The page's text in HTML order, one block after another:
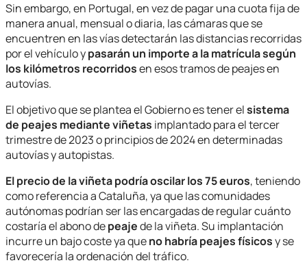
Sin embargo, en Portugal, en vez de pagar una cuota fija de
manera anual, mensual o diaria, las cámaras que se
encuentren en las vías detectarán las distancias recorridas
por el vehículo ypasarán un importe a la matrícula según
los kilómetros recorridosen esos tramos de peajes en
autovías.
El objetivo que se plantea el Gobierno es tener elsistema
de peajes mediante viñetas implantado para el tercer
trimestre de 2023 o principios de 2024 en determinadas
autovías y autopistas.
El precio de la viñeta podría oscilar los 75 euros, teniendo
como referencia a Cataluña, ya que las comunidades
autónomas podrían ser las encargadas de regular cuánto
costaría el abono depeajede la viñeta. Su implantación
incurre un bajo coste ya queno habría peajes físicosy se
favorecería la ordenación del tráfico.